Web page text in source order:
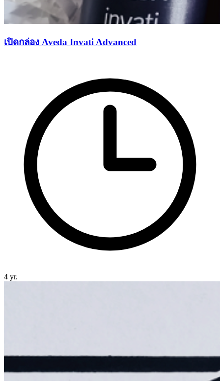
เปิดกล่อง​ Aveda Invati Advanced
4 yr.